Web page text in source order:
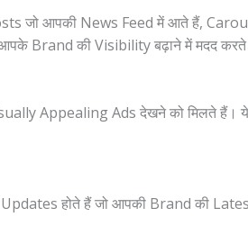
जो आपकी News Feed में आते हैं,
Brand की Visibility बढ़ाने में मदद करते
Appealing Ads देखने को मिलते हैं।
होते हैं जो आपकी Brand की